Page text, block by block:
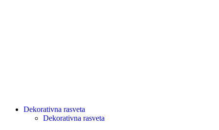
Dekorativna rasveta
Dekorativna rasveta